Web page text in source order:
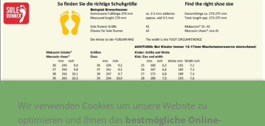
Wir verwenden Cookies um unsere Website zu
optimieren und Ihnen das bestmögliche Online-